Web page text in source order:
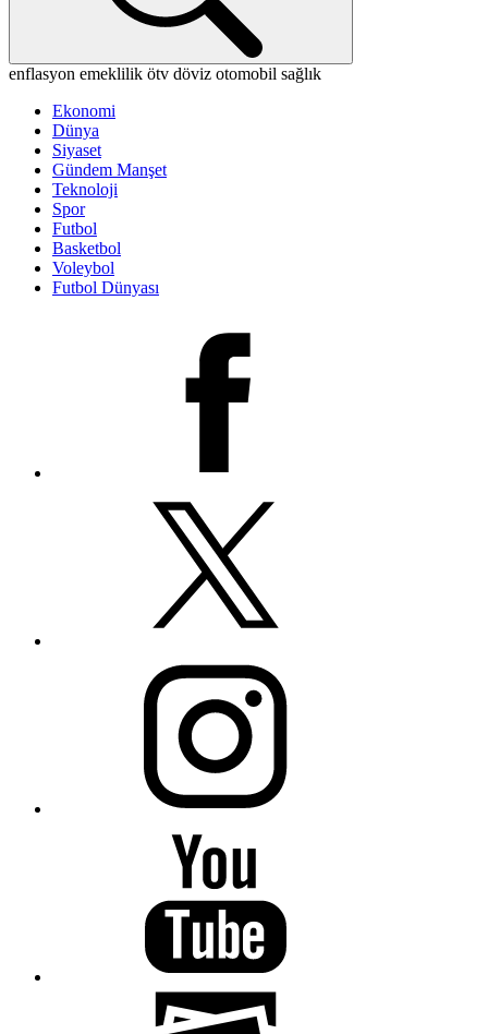
enflasyon emeklilik ötv döviz otomobil sağlık
Ekonomi
Dünya
Siyaset
Gündem Manşet
Teknoloji
Spor
Futbol
Basketbol
Voleybol
Futbol Dünyası